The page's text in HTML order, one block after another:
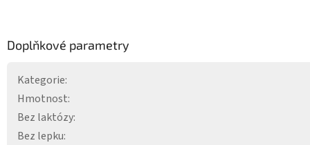
Doplňkové parametry
Kategorie:
Hmotnost:
Bez laktózy:
Bez lepku: